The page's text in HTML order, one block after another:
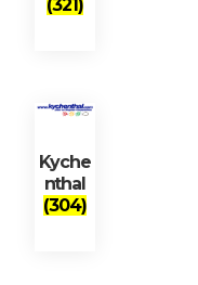
(321)
Kyche
nthal
(304)